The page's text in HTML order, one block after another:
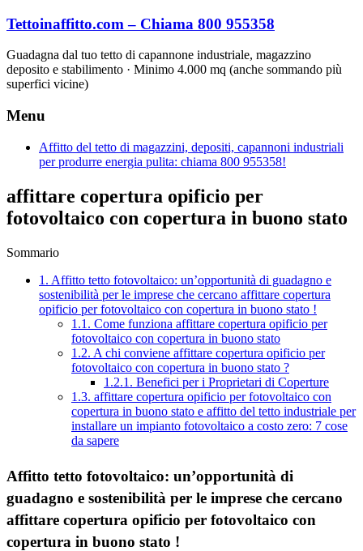
Vai
contenuto
Tettoinaffitto.com – Chiama 800 955358
Guadagna dal tuo tetto di capannone industriale, magazzino
deposito e stabilimento · Minimo 4.000 mq (anche sommando più
superfici vicine)
Menu
Affitto del tetto di magazzini, depositi, capannoni industriali
per produrre energia pulita: chiama 800 955358!
affittare copertura opificio per
fotovoltaico con copertura in buono stato
Sommario
1. Affitto tetto fotovoltaico: un’opportunità di guadagno e
sostenibilità per le imprese che cercano affittare copertura
opificio per fotovoltaico con copertura in buono stato !
1.1. Come funziona affittare copertura opificio per
fotovoltaico con copertura in buono stato
1.2. A chi conviene affittare copertura opificio per
fotovoltaico con copertura in buono stato ?
1.2.1. Benefici per i Proprietari di Coperture
1.3. affittare copertura opificio per fotovoltaico con
copertura in buono stato e affitto del tetto industriale per
installare un impianto fotovoltaico a costo zero: 7 cose
da sapere
Affitto tetto fotovoltaico: un’opportunità di
guadagno e sostenibilità per le imprese che cercano
affittare copertura opificio per fotovoltaico con
copertura in buono stato !